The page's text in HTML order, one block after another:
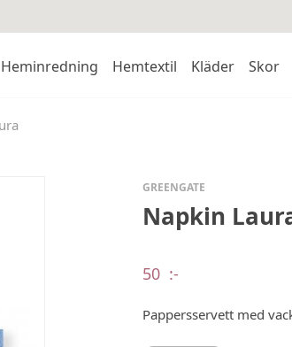
Heminredning Hemtextil Kläder Skor
GREENGATE
Napkin
50 :-
Pappersservett med